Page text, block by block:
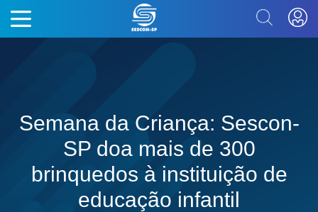
Semana da Criança: Sescon-
SP doa mais de 300
brinquedos à instituição de
educação infantil